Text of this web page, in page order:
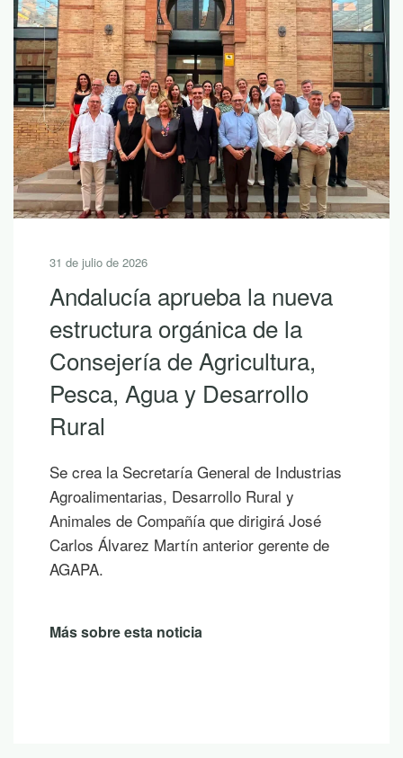
30 de julio de 2026
10 lecturas de verano para
descubrir la riqueza de
Andalucía con LEADER
Si hoy es uno de esos días prometedores en
los que ya empiezas a saborear y planificar
publicaciones para leer junto al mar, bajo la
sombra de un árbol o mientras contemplas
un atardecer en la montaña.